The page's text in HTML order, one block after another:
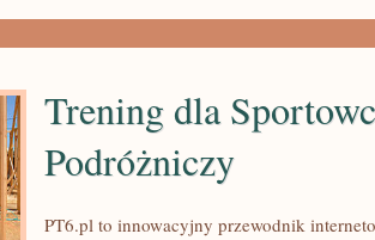
Trening dla
Podróżniczy
PT6.pl to innowacyjny przewodnik